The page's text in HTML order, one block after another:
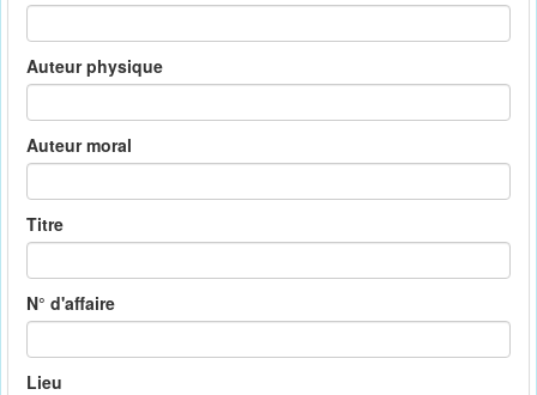
Auteur physique
Auteur moral
Titre
N° d'affaire
Lieu